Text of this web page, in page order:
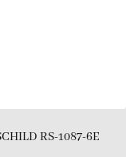
RS-1087-6E